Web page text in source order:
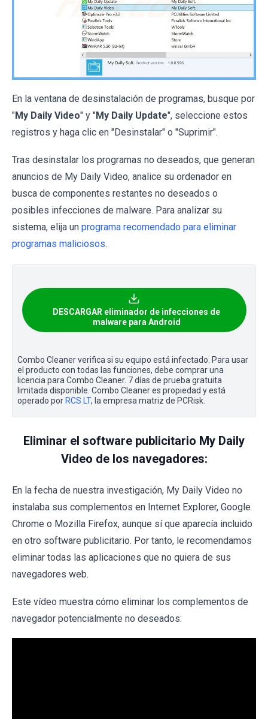
En la ventana de desinstalación de programas, busque por
"My Daily Video" y "My Daily Update", seleccione estos
registros y haga clic en "Desinstalar" o "Suprimir".
Tras desinstalar los programas no deseados, que generan
anuncios de My Daily Video, analice su ordenador en
busca de componentes restantes no deseados o
posibles infecciones de malware. Para analizar su
sistema, elija un programa recomendado para eliminar
programas maliciosos.
DESCARGAR eliminador de infecciones de
malware para Android
Combo Cleaner verifica si su equipo está infectado. Para usar
el producto con todas las funciones, debe comprar una
licencia para Combo Cleaner. 7 días de prueba gratuita
limitada disponible. Combo Cleaner es propiedad y está
operado porRCS LT, la empresa matriz de PCRisk.
Eliminar el software publicitario My Daily
Video de los navegadores:
En la fecha de nuestra investigación, My Daily Video no
instalaba sus complementos en Internet Explorer, Google
Chrome o Mozilla Firefox, aunque sí que aparecía incluido
en otro software publicitario. Por tanto, le recomendamos
eliminar todas las aplicaciones que no quiera de sus
navegadores web.
Este vídeo muestra cómo eliminar los complementos de
navegador potencialmente no deseados: